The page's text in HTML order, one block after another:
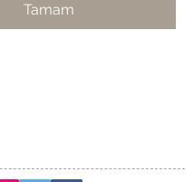
Tamam